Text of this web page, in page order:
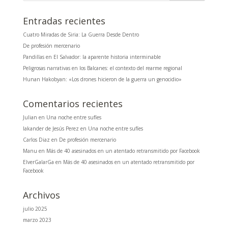
Entradas recientes
Cuatro Miradas de Siria: La Guerra Desde Dentro
De profesión mercenario
Pandillas en El Salvador: la aparente historia interminable
Peligrosas narrativas en los Balcanes: el contexto del rearme regional
Hunan Hakobyan: «Los drones hicieron de la guerra un genocidio»
Comentarios recientes
Julian en Una noche entre sufíes
Iakander de Jesús Perez en Una noche entre sufíes
Carlos Diaz en De profesión mercenario
Manu en Más de 40 asesinados en un atentado retransmitido por Facebook
ElverGalarGa en Más de 40 asesinados en un atentado retransmitido por
Facebook
Archivos
julio 2025
marzo 2023